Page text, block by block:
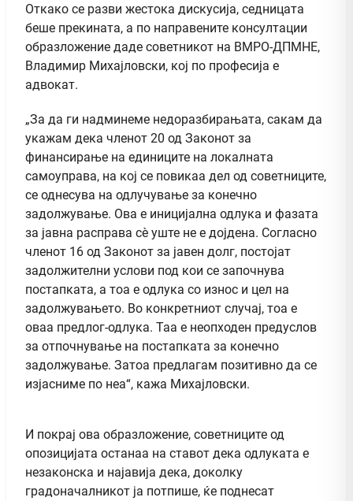
Откако се разви жестока дискусија, седницата
беше прекината, а по направените консултации
образложение даде советникот на ВМРО-ДПМНЕ,
Владимир Михајловски, кој по професија е
адвокат.
„За да ги надминеме недоразбирањата, сакам да
укажам дека членот 20 од Законот за
финансирање на единиците на локалната
самоуправа, на кој се повикаа дел од советниците,
се однесува на одлучување за конечно
задолжување. Ова е иницијална одлука и фазата
за јавна расправа сè уште не е дојдена. Согласно
членот 16 од Законот за јавен долг, постојат
задолжителни услови под кои се започнува
постапката, а тоа е одлука со износ и цел на
задолжувањето. Во конкретниот случај, тоа е
оваа предлог-одлука. Таа е неопходен предуслов
за отпочнување на постапката за конечно
задолжување. Затоа предлагам позитивно да се
изјасниме по неа“, кажа Михајловски.
И покрај ова образложение, советниците од
опозицијата останаа на ставот дека одлуката е
незаконска и најавија дека, доколку
градоначалникот ја потпише, ќе поднесат